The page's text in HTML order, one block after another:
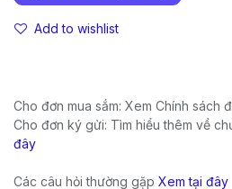
Add to wishlist
Cho đơn mua sắm: Xem Chính sách
Cho đơn ký gửi: Tìm hiểu thêm về
đây
Các câu hỏi thường gặp Xem tại đây